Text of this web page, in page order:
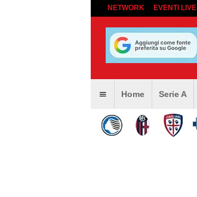
NETWORK EVENTI LIVE
Home Serie A